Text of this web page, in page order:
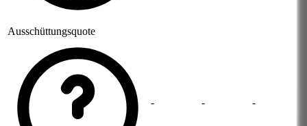
Ausschüttungsquote
- - -